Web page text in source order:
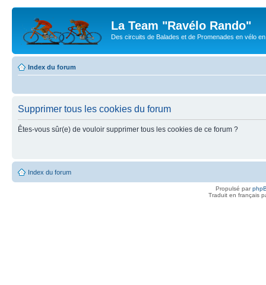
La Team "Ravélo Rando"
Des circuits de Balades et de Promenades en vélo
Index du forum
Supprimer tous les cookies du forum
Êtes-vous sûr(e) de vouloir supprimer tous les cookies de ce forum ?
Index du forum
Propulsé par
Traduit en français